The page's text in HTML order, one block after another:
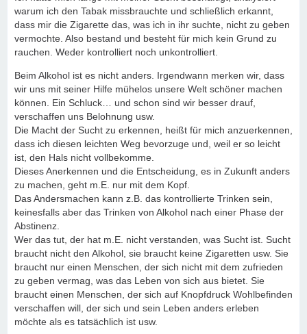
warum ich den Tabak missbrauchte und schließlich erkannt,
dass mir die Zigarette das, was ich in ihr suchte, nicht zu geben
vermochte. Also bestand und besteht für mich kein Grund zu
rauchen. Weder kontrolliert noch unkontrolliert.
Beim Alkohol ist es nicht anders. Irgendwann merken wir, dass
wir uns mit seiner Hilfe mühelos unsere Welt schöner machen
können. Ein Schluck… und schon sind wir besser drauf,
verschaffen uns Belohnung usw.
Die Macht der Sucht zu erkennen, heißt für mich anzuerkennen,
dass ich diesen leichten Weg bevorzuge und, weil er so leicht
ist, den Hals nicht vollbekomme.
Dieses Anerkennen und die Entscheidung, es in Zukunft anders
zu machen, geht m.E. nur mit dem Kopf.
Das Andersmachen kann z.B. das kontrollierte Trinken sein,
keinesfalls aber das Trinken von Alkohol nach einer Phase der
Abstinenz.
Wer das tut, der hat m.E. nicht verstanden, was Sucht ist. Sucht
braucht nicht den Alkohol, sie braucht keine Zigaretten usw. Sie
braucht nur einen Menschen, der sich nicht mit dem zufrieden
zu geben vermag, was das Leben von sich aus bietet. Sie
braucht einen Menschen, der sich auf Knopfdruck Wohlbefinden
verschaffen will, der sich und sein Leben anders erleben
möchte als es tatsächlich ist usw.